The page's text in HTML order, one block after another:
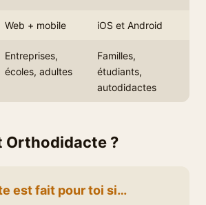
Web + mobile iOS et Android
Entreprises,
écoles, adultes
Familles,
étudiants,
autodidactes
Orthodidacte ?
est fait pour toi si…